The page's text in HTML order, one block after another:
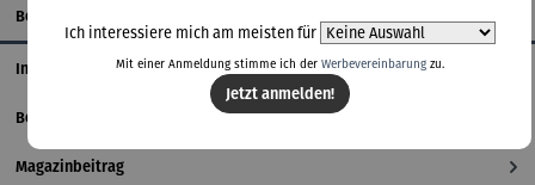
Beschreibung
Informationen zum Hersteller
Bewertungen
Magazinbeitrag
Ich interessiere mich am meisten für
Mit einer Anmeldung stimme ich der Werbevereinbarungzu.
Jetzt anmelden!